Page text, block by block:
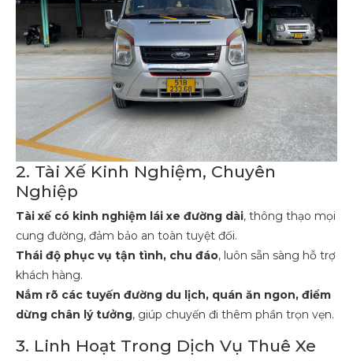
2. Tài Xế Kinh Nghiệm, Chuyên
Nghiệp
Tài xế có kinh nghiệm lái xe đường dài, thông thạo mọi
cung đường, đảm bảo an toàn tuyệt đối.
Thái độ phục vụ tận tình, chu đáo, luôn sẵn sàng hỗ trợ
khách hàng.
Nắm rõ các tuyến đường du lịch, quán ăn ngon, điểm
dừng chân lý tưởng, giúp chuyến đi thêm phần trọn vẹn.
3. Linh Hoạt Trong Dịch Vụ Thuê Xe